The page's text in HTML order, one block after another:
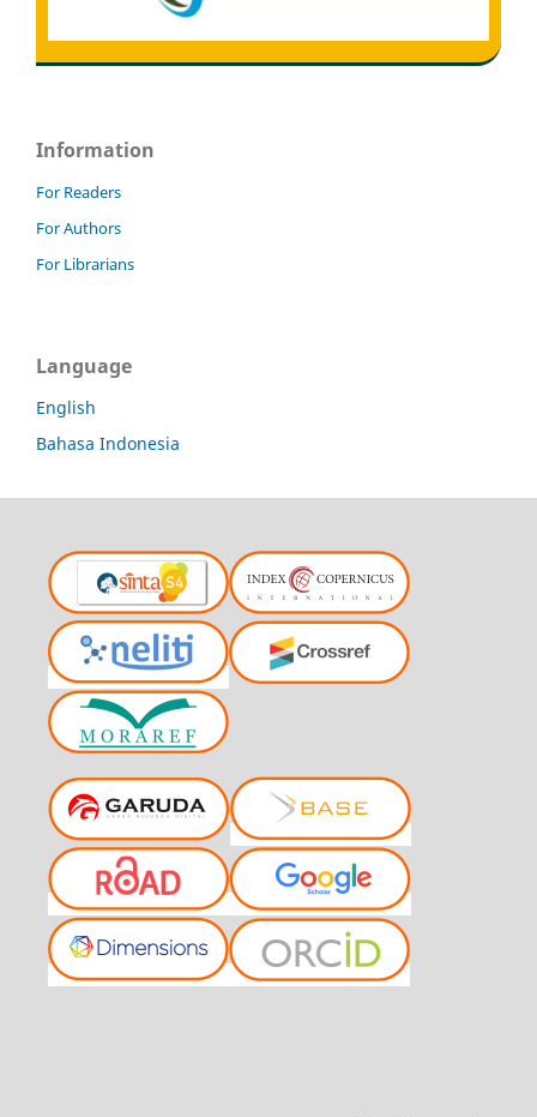
Information
For Readers
For Authors
For Librarians
Language
English
Bahasa Indonesia